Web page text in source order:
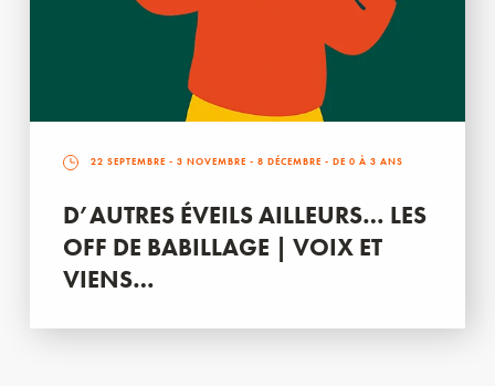
22 SEPTEMBRE - 3 NOVEMBRE - 8 DÉCEMBRE - DE 0 À 3 ANS
D’AUTRES ÉVEILS AILLEURS… LES
OFF DE BABILLAGE | VOIX ET
VIENS…